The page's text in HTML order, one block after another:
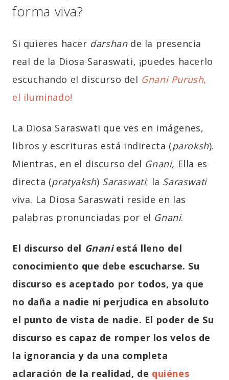
forma viva?
Si quieres hacer darshande la presencia
real de la Diosa Saraswati, ¡puedes hacerlo
escuchando el discurso del Gnani Purush,
el iluminado!
La Diosa Saraswati que ves en imágenes,
libros y escrituras está indirecta (paroksh).
Mientras, en el discurso del Gnani, Ella es
directa (pratyaksh) Saraswati; la Saraswati
viva. La Diosa Saraswati reside en las
palabras pronunciadas por el Gnani.
El discurso del Gnaniestá lleno del
conocimiento que debe escucharse. Su
discurso es aceptado por todos, ya que
no daña a nadie ni perjudica en absoluto
el punto de vista de nadie. El poder de Su
discurso es capaz de romper los velos de
la ignorancia y da una completa
aclaración de la realidad, de quiénes